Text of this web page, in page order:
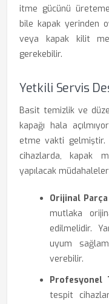
itme gücünü
bile kapak yerinden
veya kapak kilit
gerekebilir.
Yetkili Servis
Basit temizlik ve
kapağı hala
etme vakti gelmiştir.
cihazlarda, kapak
yapılacak müdahaleler
Orijinal Parça
mutlaka
edilmelidir.
uyum
verebilir.
Profesyonel
tespit